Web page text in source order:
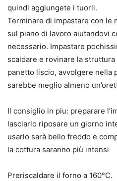
quindi aggiungete i tuorli.
Terminare di impastare con le
sul piano di lavoro aiutandovi
necessario. Impastare
scaldare e rovinare la struttura
panetto liscio, avvolgere nella
sarebbe meglio almeno
Il consiglio in piu: preparare
lasciarlo riposare un giorno
usarlo sarà bello freddo e
la cottura saranno più intensi
Preriscaldare il forno a 160°C.